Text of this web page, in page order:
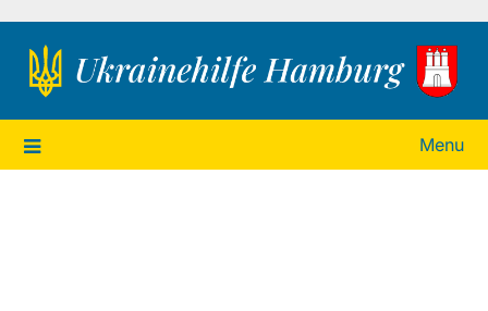
Ukrainehilfe Hamburg
Menu